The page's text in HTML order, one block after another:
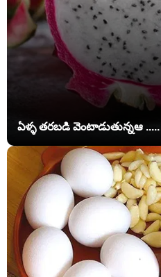
ఏళ్ళ తరబడి వెంటాడుతున్నఆ .....